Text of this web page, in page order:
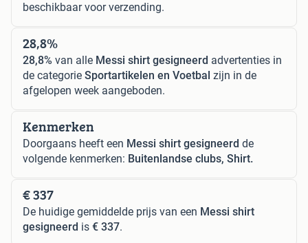
beschikbaar voor verzending.
28,8%
28,8% van alle Messi shirt gesigneerd advertenties in
de categorie Sportartikelen en Voetbal zijn in de
afgelopen week aangeboden.
Kenmerken
Doorgaans heeft een Messi shirt gesigneerd de
volgende kenmerken: Buitenlandse clubs, Shirt.
€ 337
De huidige gemiddelde prijs van een Messi shirt
gesigneerd is € 337.